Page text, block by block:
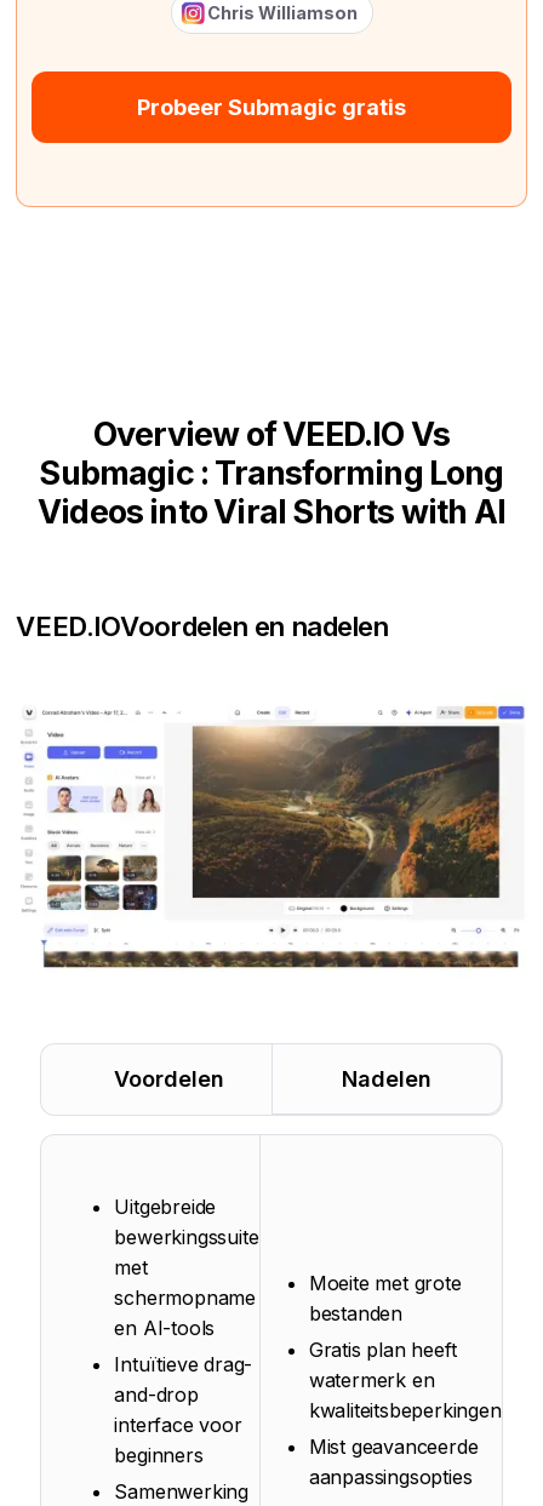
Chris Williamson
Probeer Submagic gratis
Overview of VEED.IO Vs
Submagic : Transforming Long
Videos into Viral Shorts with AI
VEED.IOVoordelen en nadelen
Voordelen Nadelen
Uitgebreide
bewerkingssuite
met
schermopname
en AI-tools
Intuïtieve drag-
and-drop
interface voor
beginners
Samenwerking
Moeite met grote
bestanden
Gratis plan heeft
watermerk en
kwaliteitsbeperkingen
Mist geavanceerde
aanpassingsopties